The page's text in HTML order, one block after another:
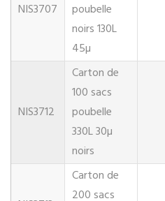
NIS3707
poubelle
noirs 130L
45µ
NIS3712
Carton de
100 sacs
poubelle
330L 30µ
noirs
Carton de
200 sacs